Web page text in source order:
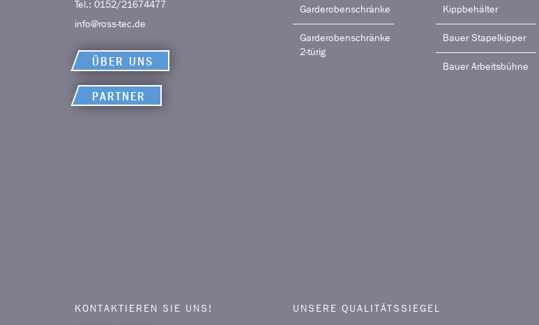
Tel.: 0152/21674477
info@ross-tec.de
ÜBER UNS
PARTNER
Garderobenschränke
Garderobenschränke
2-türig
Kippbehälter
Bauer Stapelkipper
Bauer Arbeitsbühne
KONTAKTIEREN SIE UNS! UNSERE QUALITÄTSSIEGEL